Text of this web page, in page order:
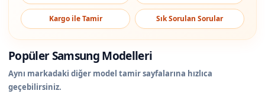
Kargo ile Tamir Sık Sorulan Sorular
Popüler Samsung Modelleri
Aynı markadaki diğer model tamir sayfalarına hızlıca
geçebilirsiniz.